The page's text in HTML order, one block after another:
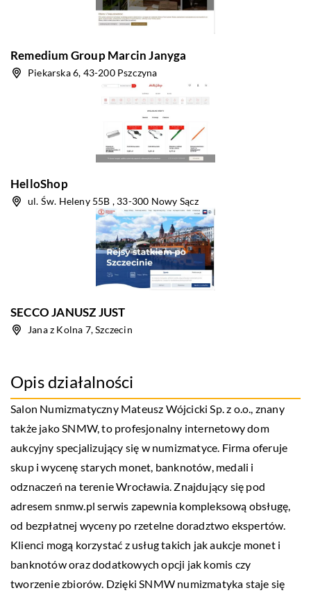
Remedium Group Marcin Janyga
Piekarska 6, 43-200 Pszczyna
HelloShop
ul. Św. Heleny 55B , 33-300 Nowy Sącz
SECCO JANUSZ JUST
Jana z Kolna 7, Szczecin
Opis działalności
Salon Numizmatyczny Mateusz Wójcicki Sp. z o.o., znany
także jako SNMW, to profesjonalny internetowy dom
aukcyjny specjalizujący się w numizmatyce. Firma oferuje
skup i wycenę starych monet, banknotów, medali i
odznaczeń na terenie Wrocławia. Znajdujący się pod
adresem snmw.pl serwis zapewnia kompleksową obsługę,
od bezpłatnej wyceny po rzetelne doradztwo ekspertów.
Klienci mogą korzystać z usług takich jak aukcje monet i
banknotów oraz dodatkowych opcji jak komis czy
tworzenie zbiorów. Dzięki SNMW numizmatyka staje się